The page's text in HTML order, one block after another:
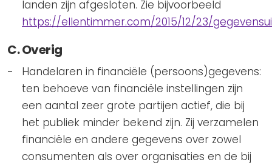
landen zijn afgesloten. Zie bijvoorbeeld
https://ellentimmer.com/2015/12/23/
C. Overig
Handelaren in financiële (persoons)gegevens:
ten behoeve van financiële instellingen zijn
een aantal zeer grote partijen actief, die bij
het publiek minder bekend zijn. Zij verzamelen
financiële en andere gegevens over zowel
consumenten als over organisaties en de bij